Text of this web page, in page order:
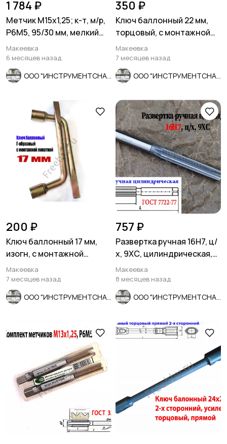
1 784 ₽
Метчик М15х1,25; к-т, м/р,
Р6М5, 95/30 мм, мелкий
шаг, ГОСТ 3266-81.
Макеевка
6 месяцев назад
350 ₽
Ключ баллонный 22 мм,
торцовый, с монтажной
лопаткой, оцинков, СССР.
Макеевка
7 месяцев назад
200 ₽
Ключ баллонный 17 мм,
изогн, с монтажной
лопаткой, оцинкованный,
СССР.
Макеевка
7 месяцев назад
757 ₽
Развертка ручная 16Н7, ц/
х, 9ХС, цилиндрическая,
175/87 мм, 2360-0142.
Макеевка
8 месяцев назад